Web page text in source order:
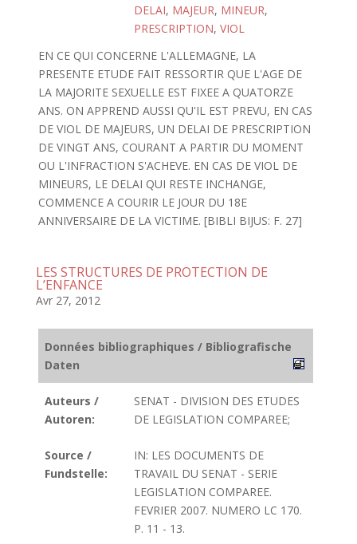
DELAI, MAJEUR, MINEUR,
PRESCRIPTION, VIOL
EN CE QUI CONCERNE L'ALLEMAGNE, LA
PRESENTE ETUDE FAIT RESSORTIR QUE L'AGE DE
LA MAJORITE SEXUELLE EST FIXEE A QUATORZE
ANS. ON APPREND AUSSI QU'IL EST PREVU, EN CAS
DE VIOL DE MAJEURS, UN DELAI DE PRESCRIPTION
DE VINGT ANS, COURANT A PARTIR DU MOMENT
OU L'INFRACTION S'ACHEVE. EN CAS DE VIOL DE
MINEURS, LE DELAI QUI RESTE INCHANGE,
COMMENCE A COURIR LE JOUR DU 18E
ANNIVERSAIRE DE LA VICTIME. [BIBLI BIJUS: F. 27]
LES STRUCTURES DE PROTECTION DE
L’ENFANCE
Avr 27, 2012
Données bibliographiques / Bibliografische
Daten
Auteurs /
Autoren:
SENAT - DIVISION DES ETUDES
DE LEGISLATION COMPAREE;
Source /
Fundstelle:
IN: LES DOCUMENTS DE
TRAVAIL DU SENAT - SERIE
LEGISLATION COMPAREE.
FEVRIER 2007. NUMERO LC 170.
P. 11 - 13.